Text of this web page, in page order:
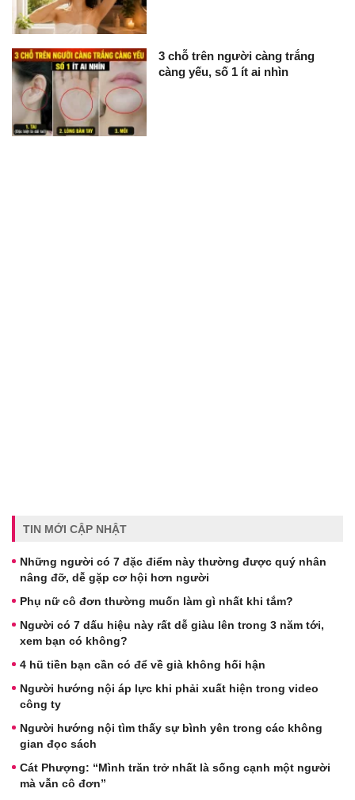
3 chỗ trên người càng trắng
càng yếu, số 1 ít ai nhìn
TIN MỚI CẬP NHẬT
Những người có 7 đặc điểm này thường được quý nhân
nâng đỡ, dễ gặp cơ hội hơn người
Phụ nữ cô đơn thường muốn làm gì nhất khi tắm?
Người có 7 dấu hiệu này rất dễ giàu lên trong 3 năm tới,
xem bạn có không?
4 hũ tiền bạn cần có để về già không hối hận
Người hướng nội áp lực khi phải xuất hiện trong video
công ty
Người hướng nội tìm thấy sự bình yên trong các không
gian đọc sách
Cát Phượng: “Mình trăn trở nhất là sống cạnh một người
mà vẫn cô đơn”